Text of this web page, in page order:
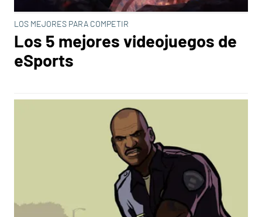
LOS MEJORES PARA COMPETIR
Los 5 mejores videojuegos de
eSports